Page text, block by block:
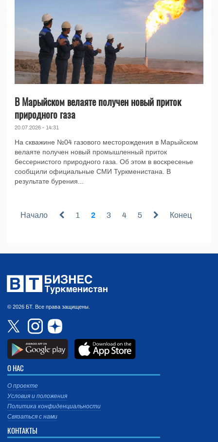
В Марыйском велаяте получен новый приток
природного газа
20.07.2026 - 14:31
На скважине №04 газового месторождения в Марыйском
велаяте получен новый промышленный приток
бессернистого природного газа. Об этом в воскресенье
сообщили официальные СМИ Туркменистана. В
результате бурения...
Начало 1 2 3 4 5 Конец
© 2026 БТ. Все права защищены.
О НАС
О проекте
Условия и положения
Политика конфиденциальности
Связаться с нами
КОНТАКТЫ